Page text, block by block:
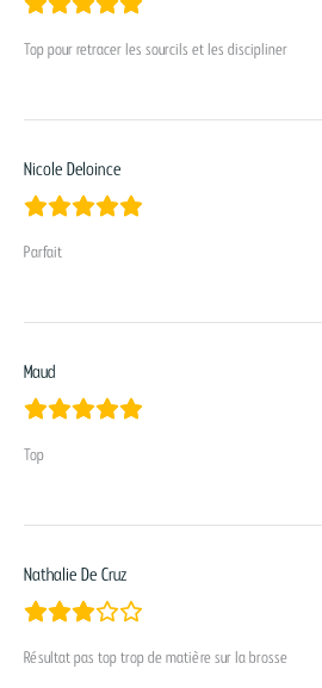
Top pour retracer les sourcils et les discipliner
Nicole Deloince
Parfait
Maud
Top
Nathalie De Cruz
Résultat pas top trop de matière sur la brosse